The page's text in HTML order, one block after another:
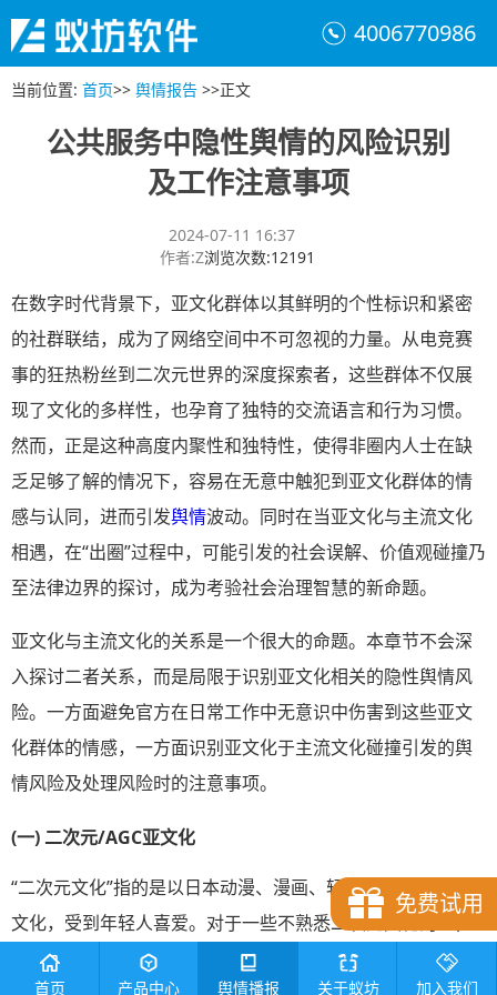
4006770986
当前位置: 首页>> 舆情报告 >>正文
公共服务中隐性舆情的风险识别
及工作注意事项
2024-07-11 16:37
作者:Z浏览次数:12191
在数字时代背景下，亚文化群体以其鲜明的个性标识和紧密
的社群联结，成为了网络空间中不可忽视的力量。从电竞赛
事的狂热粉丝到二次元世界的深度探索者，这些群体不仅展
现了文化的多样性，也孕育了独特的交流语言和行为习惯。
然而，正是这种高度内聚性和独特性，使得非圈内人士在缺
乏足够了解的情况下，容易在无意中触犯到亚文化群体的情
感与认同，进而引发舆情波动。同时在当亚文化与主流文化
相遇，在“出圈”过程中，可能引发的社会误解、价值观碰撞乃
至法律边界的探讨，成为考验社会治理智慧的新命题。
亚文化与主流文化的关系是一个很大的命题。本章节不会深
入探讨二者关系，而是局限于识别亚文化相关的隐性舆情风
险。一方面避免官方在日常工作中无意识中伤害到这些亚文
化群体的情感，一方面识别亚文化于主流文化碰撞引发的舆
情风险及处理风险时的注意事项。
(一) 二次元/AGC亚文化
“二次元文化”指的是以日本动漫、漫画、轻小说等为代表的亚
文化，受到年轻人喜爱。对于一些不熟悉二次元文化的人，
可能会对该文化存在误解，如认为cosplay是奇装异服、年轻
免费试用
首页 产品中心 舆情播报 关于蚁坊 加入我们